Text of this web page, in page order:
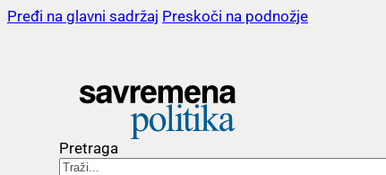
Pređi na glavni sadržaj Preskoči na podnožje
Pretraga